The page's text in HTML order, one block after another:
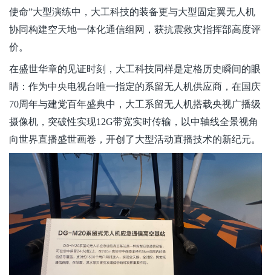
使命”大型演练中，大工科技的装备更与大型固定翼无人机
协同构建空天地一体化通信组网，获抗震救灾指挥部高度评
价。
在盛世华章的见证时刻，大工科技同样是定格历史瞬间的眼
睛：作为中央电视台唯一指定的系留无人机供应商 ，在国庆
70周年与建党百年盛典中，大工系留无人机搭载央视广播级
摄像机，突破性实现12G带宽实时传输，以中轴线全景视角
向世界直播盛世画卷，开创了大型活动直播技术的新纪元。